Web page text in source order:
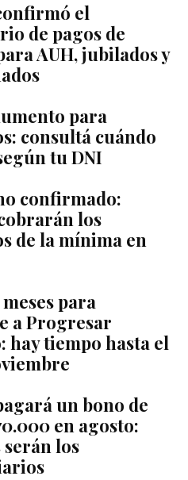
el
de pagos de
AUH, jubilados y
para
consultá cuándo
tu DNI
confirmado:
los
de la mínima en
para
a Progresar
hay tiempo hasta el
un bono de
en agosto:
los